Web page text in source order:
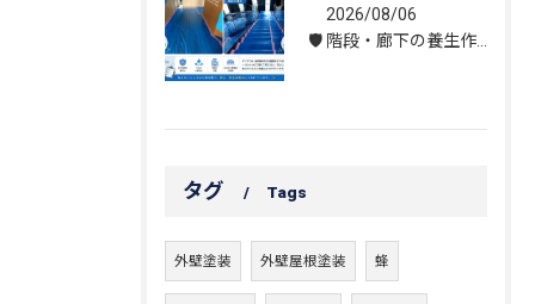
2026/08/06
🛡️ 階段・廊下の養生作業｜建物を守る丁寧な保護施工
タグ Tags
外壁塗装 外壁屋根塗装 蜂